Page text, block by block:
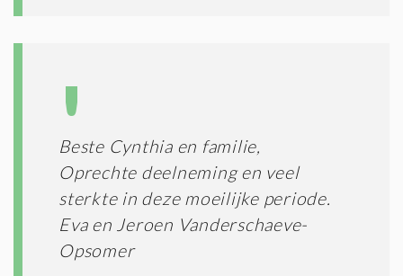
Beste Cynthia en familie,
Oprechte deelneming en veel
sterkte in deze moeilijke periode.
Eva en Jeroen Vanderschaeve-
Opsomer